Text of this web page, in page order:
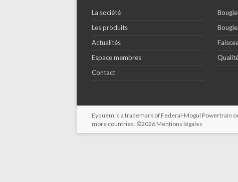
La société
Les produits
Actualités
Espace membres
Contact
Eyquem is a trademark of Federal-Mogul Powertrain
more countries. ©2026 Mentions légales